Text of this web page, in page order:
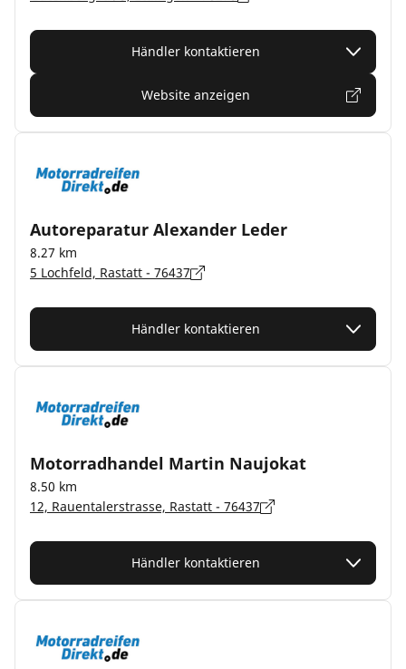
Händler kontaktieren
Website anzeigen
Autoreparatur Alexander Leder
8.27 km
5 Lochfeld, Rastatt - 76437
Händler kontaktieren
Motorradhandel Martin Naujokat
8.50 km
12, Rauentalerstrasse, Rastatt - 76437
Händler kontaktieren